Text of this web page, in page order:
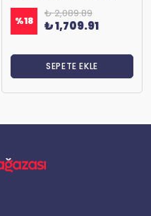
%18
₺ 2,089.89
₺ 1,709.91
SEPETE EKLE